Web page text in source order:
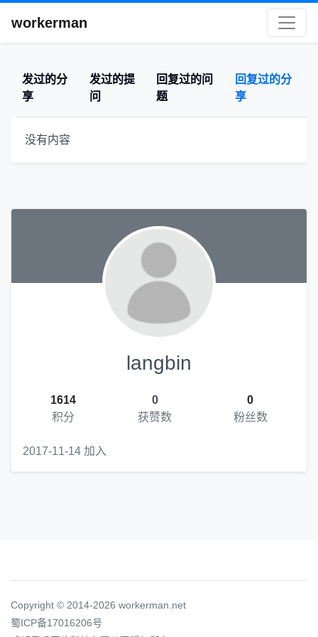
workerman
发过的分
享
发过的提
问
回复过的问
题
回复过的分
享
没有内容
langbin
1614
积分
0
获赞数
0
粉丝数
2017-11-14 加入
Copyright © 2014-2026 workerman.net
蜀ICP备17016206号